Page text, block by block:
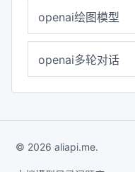
openai绘图模型
openai多轮对话
© 2026 aliapi.me.